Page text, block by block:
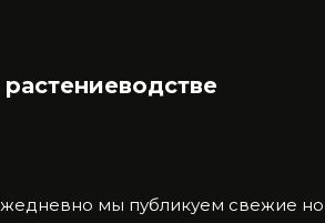
мы публикуем свежие